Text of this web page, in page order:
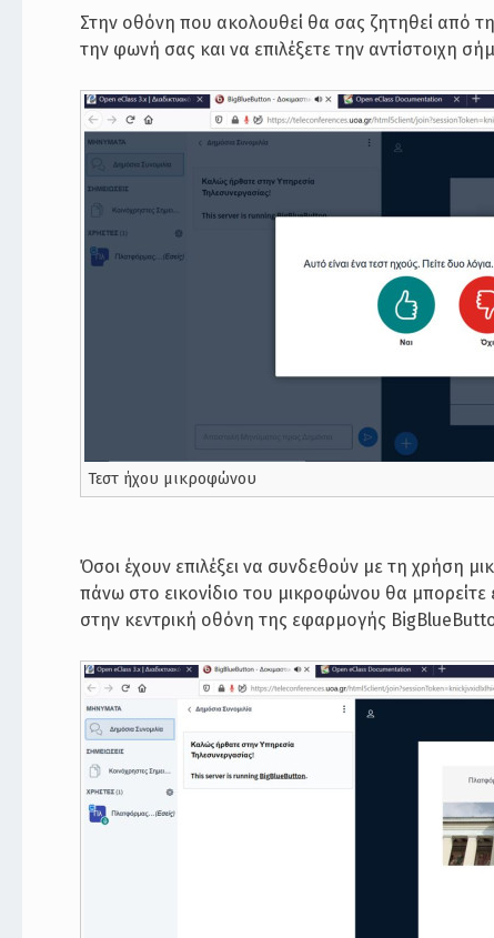
Στην οθόνη που ακολουθεί θα σας ζητηθεί από
την φωνή σας και να επιλέξετε την αντίστοιχη
Τεστ ήχου μικροφώνου
Όσοι έχουν επιλέξει να συνδεθούν με τη χρήση
πάνω στο εικονίδιο του μικροφώνου θα μπορείτε
στην κεντρική οθόνη της εφαρμογής